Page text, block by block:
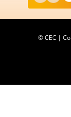
© CEC |